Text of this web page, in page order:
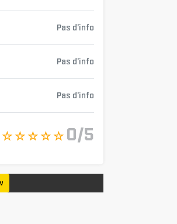
Pas d'info
Pas d'info
Pas d'info
☆ ☆ ☆ ☆ ☆ 0/5